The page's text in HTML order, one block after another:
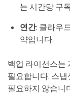
는 시간당 구
연간: 클라우
약입니다.
백업 라이선스는
필요합니다. 스
필요하지 않습니